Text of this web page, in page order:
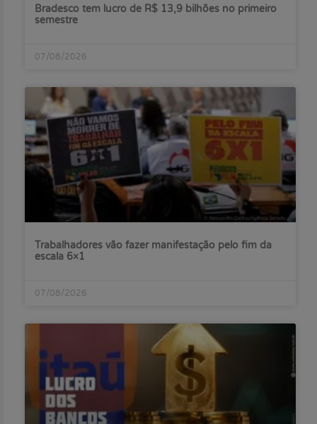
Bradesco tem lucro de R$ 13,9 bilhões no primeiro
semestre
07/08/2026
Trabalhadores vão fazer manifestação pelo fim da
escala 6×1
07/08/2026